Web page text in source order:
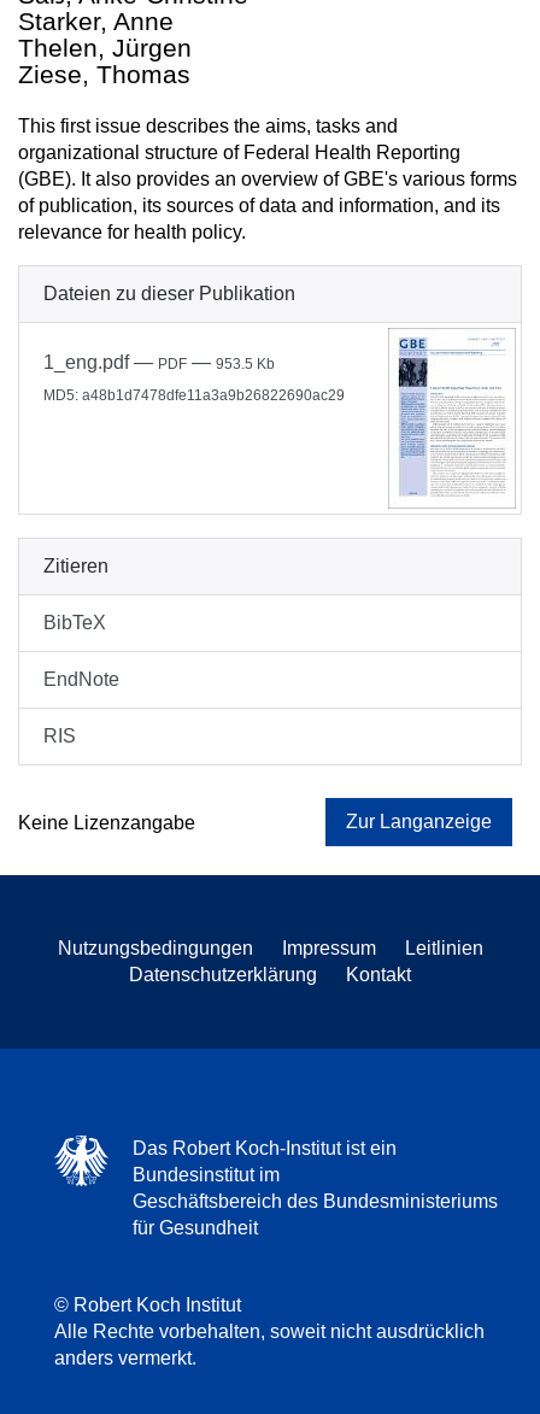
Starker, Anne
Thelen, Jürgen
Ziese, Thomas
This first issue describes the aims, tasks and
organizational structure of Federal Health Reporting
(GBE). It also provides an overview of GBE's various forms
of publication, its sources of data and information, and its
relevance for health policy.
Dateien zu dieser Publikation
1_eng.pdf— PDF — 953.5 Kb
MD5: a48b1d7478dfe11a3a9b26822690ac29
Zitieren
BibTeX
EndNote
RIS
Keine Lizenzangabe Zur Langanzeige
Nutzungsbedingungen Impressum
Leitlinien
Datenschutzerklärung
Kontakt
Das Robert Koch-Institut ist ein
Bundesinstitut im
Geschäftsbereich des Bundesministeriums
für Gesundheit
© Robert Koch Institut
Alle Rechte vorbehalten, soweit nicht ausdrücklich
anders vermerkt.